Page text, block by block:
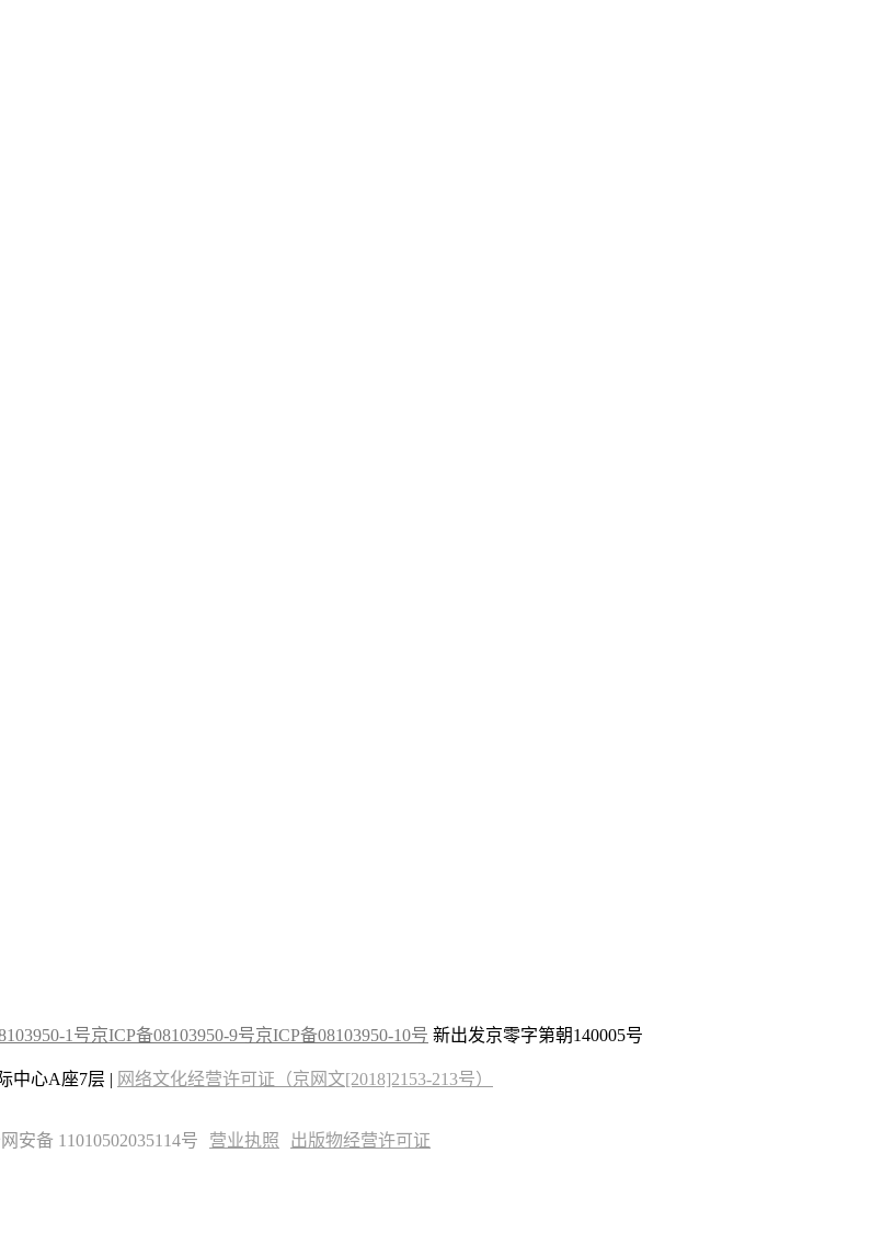
1号京ICP备08103950-9号京ICP备08103950-10号 新出发京零字第朝140005号
中心A座7层 | 网络文化经营许可证（京网文[2018]2153-213号）
安备 11010502035114号 营业执照 出版物经营许可证